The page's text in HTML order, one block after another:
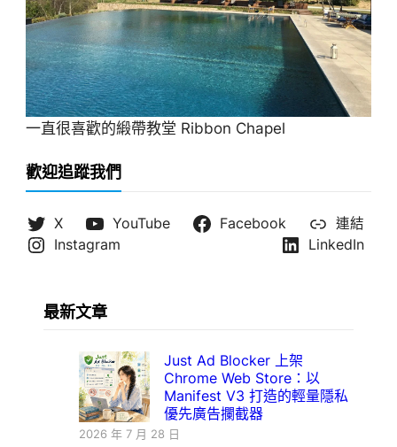
一直很喜歡的緞帶教堂 Ribbon Chapel
歡迎追蹤我們
X YouTube Facebook
連結
Instagram
LinkedIn
最新文章
Just Ad Blocker 上架
Chrome Web Store：以
Manifest V3 打造的輕量隱私
優先廣告攔截器
2026 年 7 月 28 日